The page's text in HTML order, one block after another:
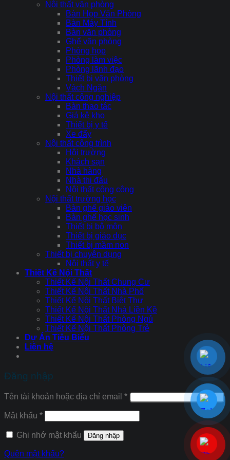
Nội thất văn phòng
Bàn Họp Văn Phòng
Bàn Máy Tính
Bàn văn phòng
Ghế văn phòng
Phòng họp
Phòng làm việc
Phòng lãnh đạo
Thiết bị văn phòng
Vách Ngăn
Nội thất công nghiệp
Bàn thao tác
Giá kệ kho
Thiết bị y tế
Xe đẩy
Nội thất công trình
Hội trường
Khách sạn
Nhà hàng
Nhà thi đấu
Nội thất công cộng
Nội thất trường học
Bàn ghế giáo viên
Bàn ghế học sinh
Thiết bị bộ môn
Thiết bị giáo dục
Thiết bị mầm non
Thiết bị chuyên dụng
Nội thất y tế
Thiết Kế Nội Thất
Thiết Kế Nội Thất Chung Cư
Thiết Kế Nội Thất Nhà Phố
Thiết Kế Nội Thất Biệt Thự
Thiết Kế Nội Thất Nhà Liền Kề
Thiết Kế Nội Thất Phòng Ngủ
Thiết Kế Nội Thất Phòng Trẻ
Dự Án Tiêu Biểu
Liên hệ
Đăng nhập
Tên tài khoản hoặc địa chỉ email *
Mật khẩu *
Ghi nhớ mật khẩu Đăng nhập
Quên mật khẩu?